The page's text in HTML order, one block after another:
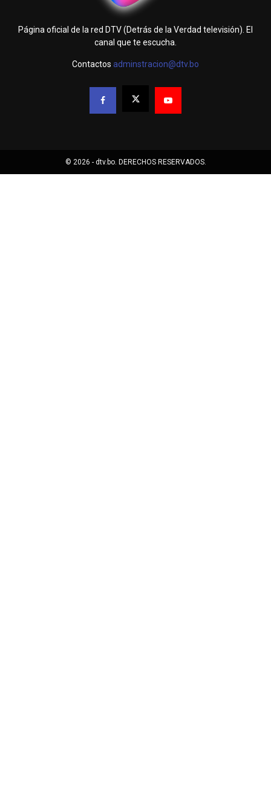
Página oficial de la red DTV (Detrás de la Verdad televisión). El
canal que te escucha.
Contactos adminstracion@dtv.bo
© 2026 - dtv.bo. DERECHOS RESERVADOS.